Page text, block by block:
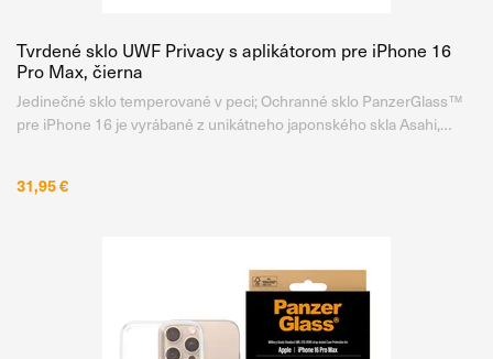
Tvrdené sklo UWF Privacy s aplikátorom pre iPhone 16
Pro Max, čierna
Jedinečné sklo temperované v peci; Ochranné sklo PanzerGlass™
pre iPhone 16 je vyrábané z unikátneho japonského skla Asahi,
31,95 €